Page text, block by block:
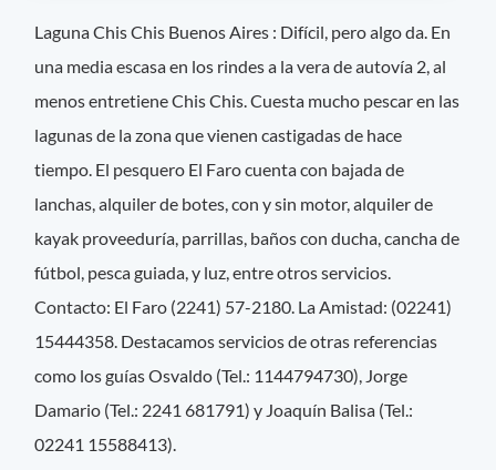
Laguna Chis Chis Buenos Aires : Difícil, pero algo da. En
una media escasa en los rindes a la vera de autovía 2, al
menos entretiene Chis Chis. Cuesta mucho pescar en las
lagunas de la zona que vienen castigadas de hace
tiempo. El pesquero El Faro cuenta con bajada de
lanchas, alquiler de botes, con y sin motor, alquiler de
kayak proveeduría, parrillas, baños con ducha, cancha de
fútbol, pesca guiada, y luz, entre otros servicios.
Contacto: El Faro (2241) 57-2180. La Amistad: (02241)
15444358. Destacamos servicios de otras referencias
como los guías Osvaldo (Tel.: 1144794730), Jorge
Damario (Tel.: 2241 681791) y Joaquín Balisa (Tel.:
02241 15588413).